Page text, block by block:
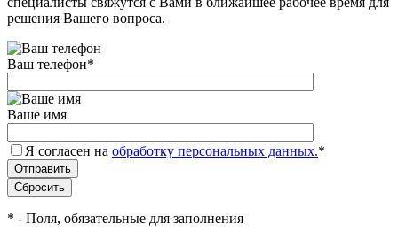
решения Вашего вопроса.
Ваш телефон*
Ваше имя
Я согласен на обработку персональных данных.*
* - Поля, обязательные для заполнения